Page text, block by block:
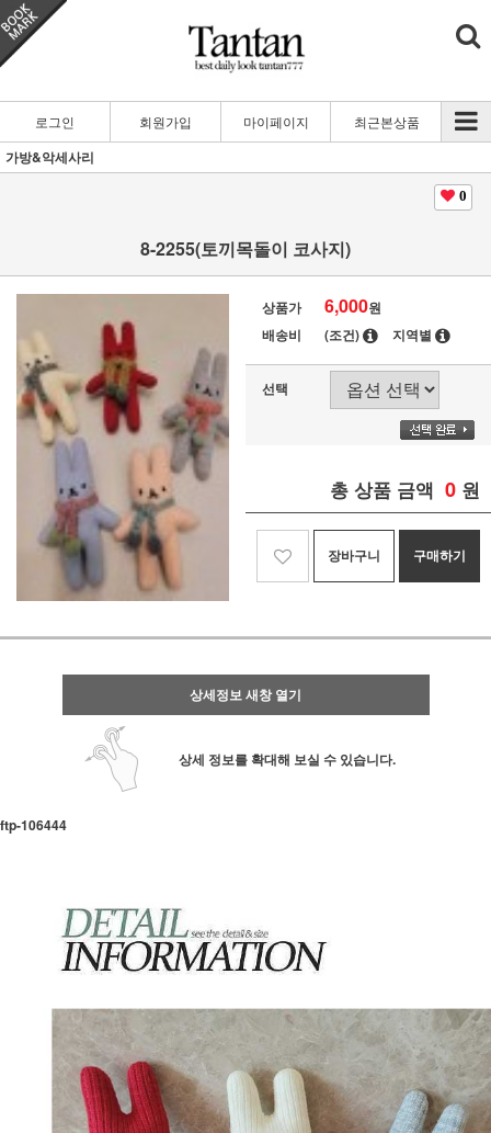
로그인 회원가입 마이페이지 최근본상품
가방&악세사리
0
8-2255(토끼목돌이 코사지)
상품가 6,000원
배송비
(조건) 지역별
선택
총 상품 금액 0 원
장바구니 구매하기
상세정보 새창 열기
상세 정보를 확대해 보실 수 있습니다.
ftp-106444